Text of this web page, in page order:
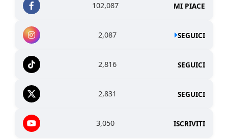
102,087 MI PIACE
2,087 SEGUICI
2,816 SEGUICI
2,831 SEGUICI
3,050 ISCRIVITI